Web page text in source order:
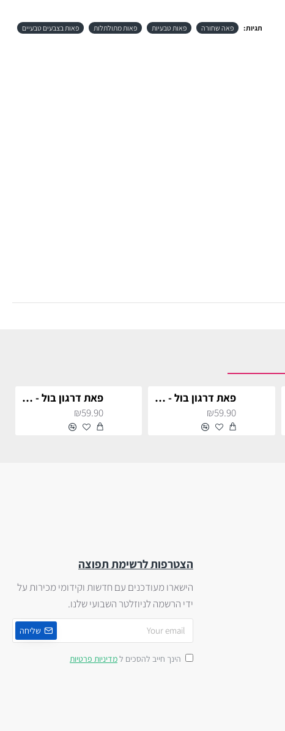
תגיות: פאה שחורה פאות טבעיות פאות מתולתלות פאות בצבעים טבעיים
פאת דרגון בול - גוקו
₪59.90
פאת דרגון בול - גוקו סופר סאייה
₪59.90
הצטרפות לרשימת תפוצה
הישארו מעודכנים עם חדשות וקידומי מכירות על
ידי הרשמה לניוזלטר השבועי שלנו.
שליחה
הינך חייב להסכים למדיניות פרטיות